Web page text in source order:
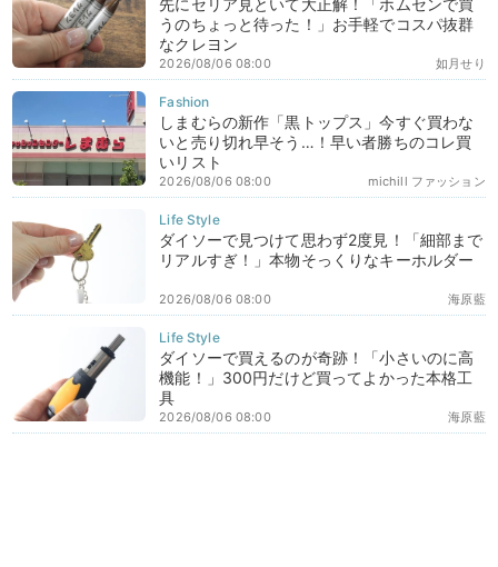
先にセリア見といて大正解！「ホムセンで買
うのちょっと待った！」お手軽でコスパ抜群
なクレヨン
如月せり
2026/08/06 08:00
しまむらの新作「黒トップス」今すぐ買わな
いと売り切れ早そう…！早い者勝ちのコレ買
いリスト
michill ファッション
2026/08/06 08:00
ダイソーで見つけて思わず2度見！「細部まで
リアルすぎ！」本物そっくりなキーホルダー
海原藍
2026/08/06 08:00
ダイソーで買えるのが奇跡！「小さいのに高
機能！」300円だけど買ってよかった本格工
具
海原藍
2026/08/06 08:00